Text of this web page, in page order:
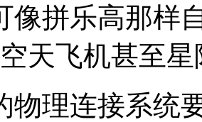
像拼乐高那样
天飞机甚至
物理连接系统